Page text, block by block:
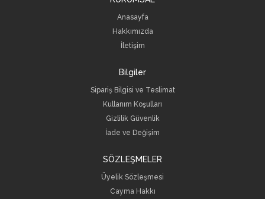
Anasayfa
Hakkımızda
İletişim
Bilgiler
Sipariş Bilgisi ve Teslimat
Kullanım Koşulları
Gizlilik Güvenlik
İade ve Değişim
SÖZLEŞMELER
Üyelik Sözleşmesi
Cayma Hakkı